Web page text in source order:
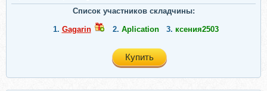
Список участников складчины:
1. Gagarin 2. Aplication 3. ксения2503
Купить